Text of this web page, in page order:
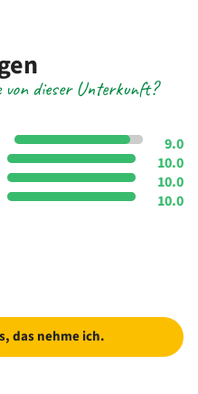
dieser Unterkunft?
9.0
10.0
10.0
10.0
das nehme ich.